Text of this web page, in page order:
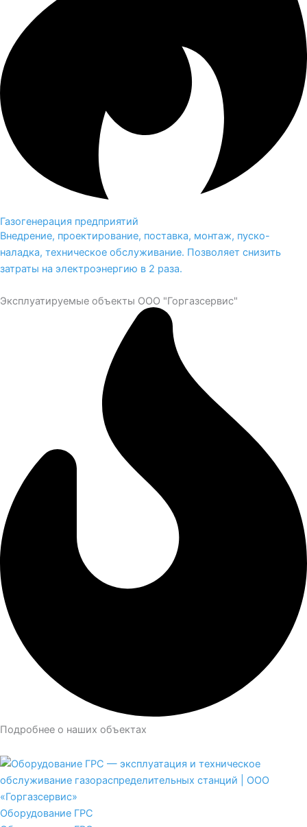
Газогенерация предприятий
Внедрение, проектирование, поставка, монтаж, пуско-
наладка, техническое обслуживание. Позволяет снизить
затраты на электроэнергию в 2 раза.
Эксплуатируемые объекты ООО "Горгазсервис"
Подробнее о наших объектах
Оборудование ГРС